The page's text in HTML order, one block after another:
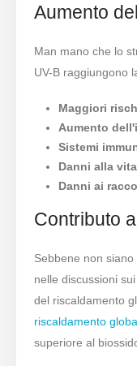
Aumento
Man mano che lo
UV-B raggiungono
Maggiori
Aumento
Sistemi
Danni alla
Danni ai
Contributo
Sebbene non siano
nelle discussioni
del riscaldamento
riscaldamento
superiore al